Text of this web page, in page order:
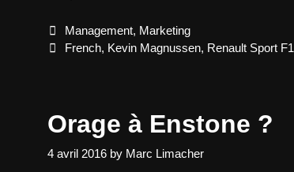
2017
Categories
Management, Marketing
Tags
French, Kevin Magnussen, Renault Sport F1
Orage à Enstone ?
4 avril 2016 by Marc Limacher